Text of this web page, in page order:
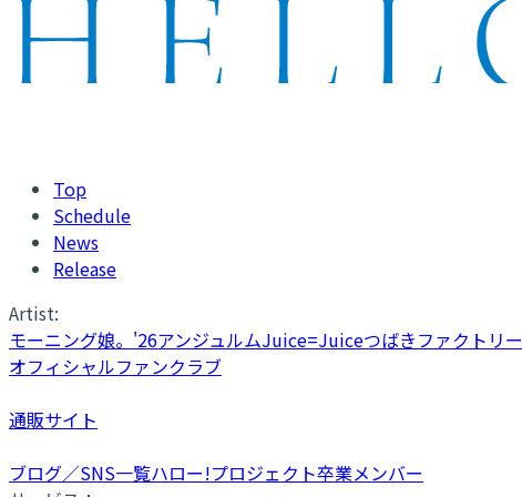
Top
Schedule
News
Release
Artist:
モーニング娘。'26アンジュルムJuice=Juiceつばきファクトリー
オフィシャルファンクラブ
通販サイト
ブログ／SNS一覧ハロー!プロジェクト卒業メンバー